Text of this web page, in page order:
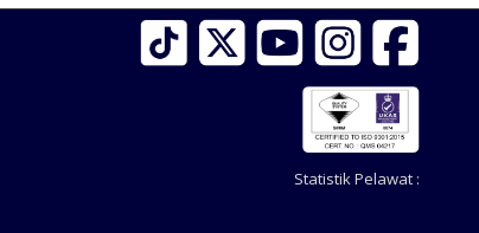
Statistik Pelawat :